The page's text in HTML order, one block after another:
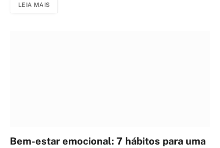
LEIA MAIS
Bem-estar emocional: 7 hábitos para uma